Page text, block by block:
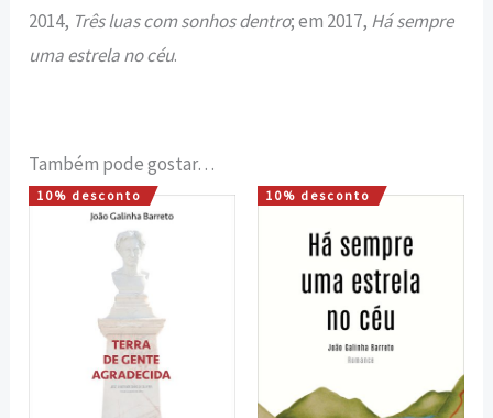
2014, Três luas com sonhos dentro; em 2017, Há sempre
uma estrela no céu.
Também pode gostar…
10% desconto
O
preço
original
18,00 €.
O
preço
atual
é:
10% desconto
O
original
15,00 €.
O
atual
13,50 €.